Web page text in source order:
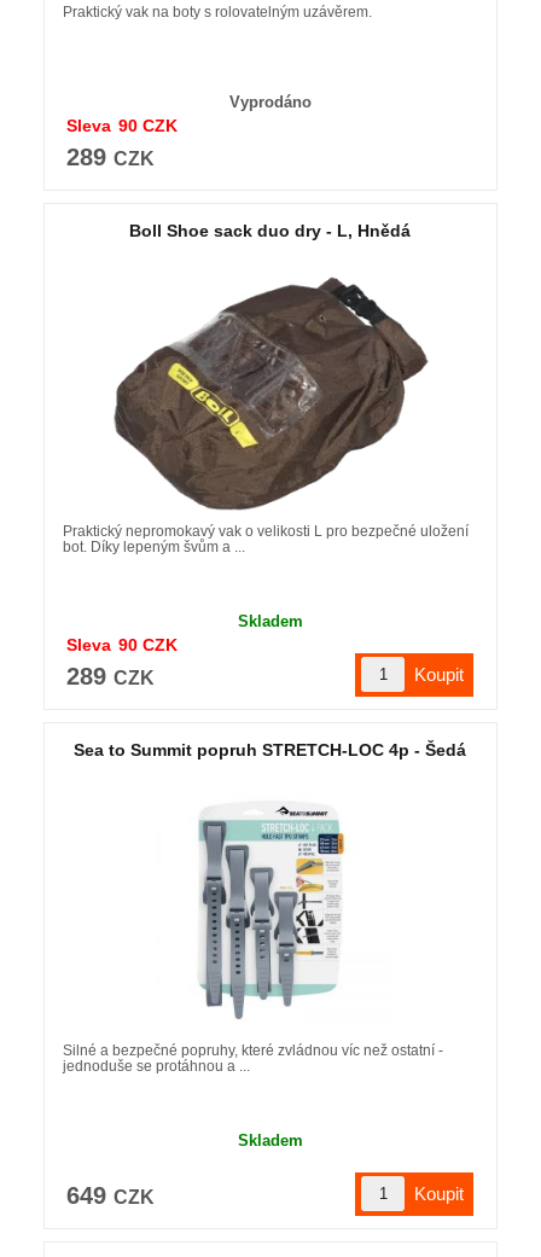
Praktický vak na boty s rolovatelným uzávěrem.
Vyprodáno
289 CZK
Sleva 90 CZK
Boll Shoe sack duo dry - L, Hnědá
Praktický nepromokavý vak o velikosti L pro bezpečné uložení
bot. Díky lepeným švům a ...
Skladem
289 CZK
Sleva 90 CZK
Sea to Summit popruh STRETCH-LOC 4p - Šedá
Silné a bezpečné popruhy, které zvládnou víc než ostatní -
jednoduše se protáhnou a ...
Skladem
649 CZK